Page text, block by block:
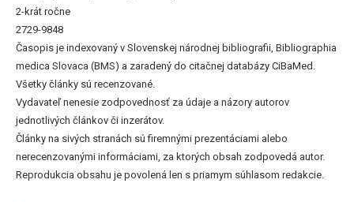
2-krát ročne
2729-9848
Časopis je indexovaný v Slovenskej národnej bibliografii, Bibliographia
medica Slovaca (BMS) a zaradený do citačnej databázy CiBaMed.
Všetky články sú recenzované.
Vydavateľ nenesie zodpovednosť za údaje a názory autorov
jednotlivých článkov či inzerátov.
Články na sivých stranách sú firemnými prezentáciami alebo
nerecenzovanými informáciami, za ktorých obsah zodpovedá autor.
Reprodukcia obsahu je povolená len s priamym súhlasom redakcie.